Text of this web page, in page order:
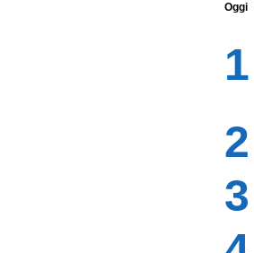
Oggi